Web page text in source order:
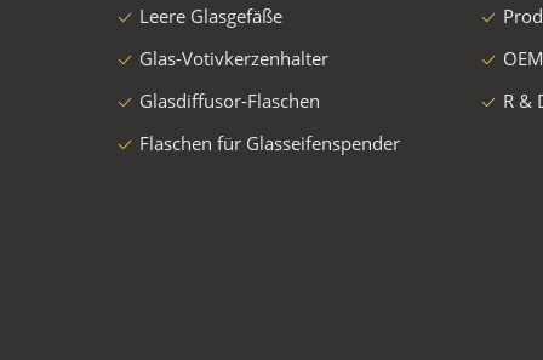
Leere Glasgefäße
Glas-Votivkerzenhalter
Glasdiffusor-Flaschen
Flaschen für Glasseifenspender
R &